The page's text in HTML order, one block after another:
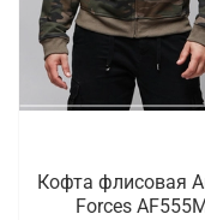
Кофта флисовая
Forces